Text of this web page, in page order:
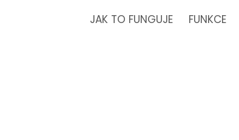
JAK TO FUNGUJE FUNKCE